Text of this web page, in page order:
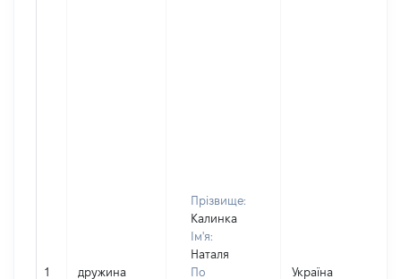
1 дружина
Прізвище:
Калинка
Ім'я:
Наталя
По
Україна